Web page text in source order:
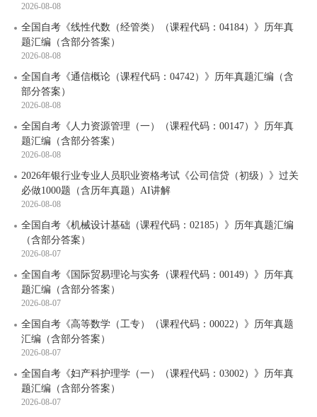
2026-08-08
全国自考《线性代数（经管类）（课程代码：04184）》历年真
题汇编（含部分答案）
2026-08-08
全国自考《通信概论（课程代码：04742）》历年真题汇编（含
部分答案）
2026-08-08
全国自考《人力资源管理（一）（课程代码：00147）》历年真
题汇编（含部分答案）
2026-08-08
2026年银行业专业人员职业资格考试《公司信贷（初级）》过关
必做1000题（含历年真题）AI讲解
2026-08-08
全国自考《机械设计基础（课程代码：02185）》历年真题汇编
（含部分答案）
2026-08-07
全国自考《国际贸易理论与实务（课程代码：00149）》历年真
题汇编（含部分答案）
2026-08-07
全国自考《高等数学（工专）（课程代码：00022）》历年真题
汇编（含部分答案）
2026-08-07
全国自考《妇产科护理学（一）（课程代码：03002）》历年真
题汇编（含部分答案）
2026-08-07